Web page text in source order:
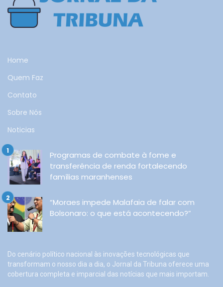
Home
Quem Faz
Contato
Sobre Nós
Noticias
Programas de combate à fome e
transferência de renda fortalecendo
famílias maranhenses
“Moraes impede Malafaia de falar com
Bolsonaro: o que está acontecendo?”
Do cenário político nacional às inovações tecnológicas que
transformam o nosso dia a dia, o Jornal da Tribuna oferece uma
cobertura completa e imparcial das notícias que mais importam.